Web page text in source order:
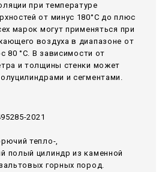
при температуре
от минус 180°С до плюс
марок могут применяться при
воздуха в диапазоне от
80 °С. В зависимости от
и толщины стенки может
и сегментами.
2021
тепло-,
полый цилиндр из каменной
горных пород.